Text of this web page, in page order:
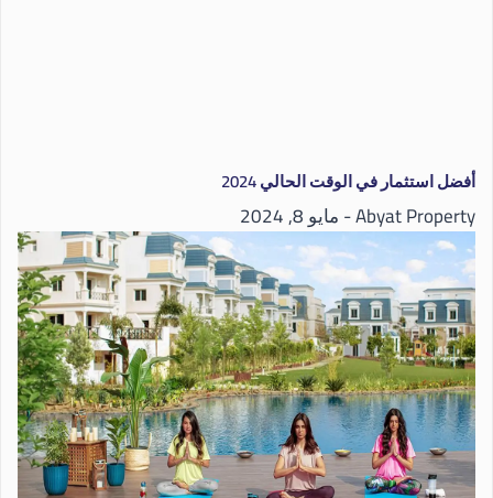
أفضل استثمار في الوقت الحالي 2024
Abyat Property مايو 8, 2024